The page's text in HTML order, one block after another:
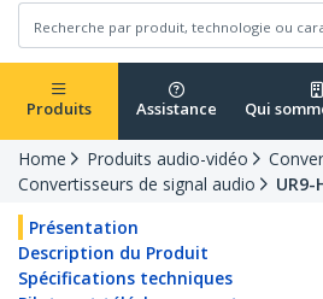
Produits Assistance Qui
Home Produits audio-vidéo
Convertisseurs de signal audio
UR9-
Présentation
Description du Produit
Spécifications techniques